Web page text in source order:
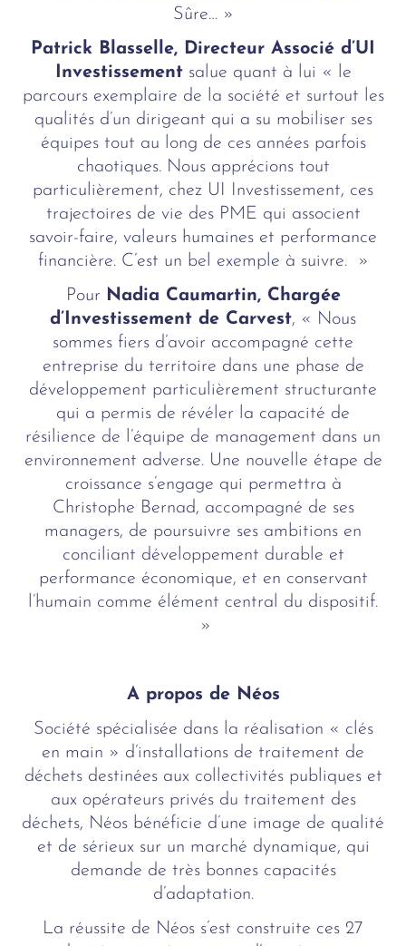
Sûre… »
Patrick Blasselle, Directeur Associé d’UI
Investissementsalue quant à lui « le
parcours exemplaire de la société et surtout les
qualités d’un dirigeant qui a su mobiliser ses
équipes tout au long de ces années parfois
chaotiques. Nous apprécions tout
particulièrement, chez UI Investissement, ces
trajectoires de vie des PME qui associent
savoir-faire, valeurs humaines et performance
financière. C’est un bel exemple à suivre. »
Pour Nadia Caumartin, Chargée
d’Investissement de Carvest, « Nous
sommes fiers d’avoir accompagné cette
entreprise du territoire dans une phase de
développement particulièrement structurante
qui a permis de révéler la capacité de
résilience de l’équipe de management dans un
environnement adverse. Une nouvelle étape de
croissance s’engage qui permettra à
Christophe Bernad, accompagné de ses
managers, de poursuivre ses ambitions en
conciliant développement durable et
performance économique, et en conservant
l’humain comme élément central du dispositif.
»
A propos de Néos
Société spécialisée dans la réalisation « clés
en main » d’installations de traitement de
déchets destinées aux collectivités publiques et
aux opérateurs privés du traitement des
déchets, Néos bénéficie d’une image de qualité
et de sérieux sur un marché dynamique, qui
demande de très bonnes capacités
d’adaptation.
La réussite de Néos s’est construite ces 27